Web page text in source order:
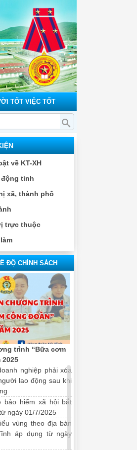
TỐT VIỆC TỐT
ích đoàn viên
về KT-XH
tỉnh
xã, thành phố
trực thuộc
ĐỘ CHÍNH SÁCH
trình “Bữa cơm
2025
nghiệp phải xóa
lao động sau khi
bảo hiểm xã hội bắt
ngày 01/7/2025
vùng theo địa bàn
áp dụng từ ngày